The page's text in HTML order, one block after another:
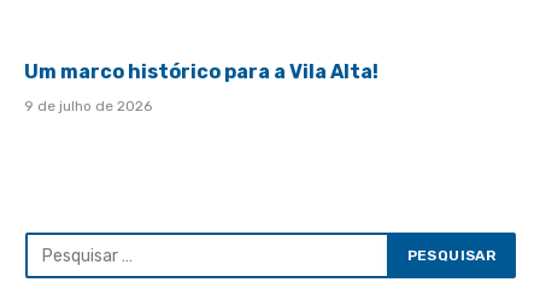
Um marco histórico para a Vila Alta!
9 de julho de 2026